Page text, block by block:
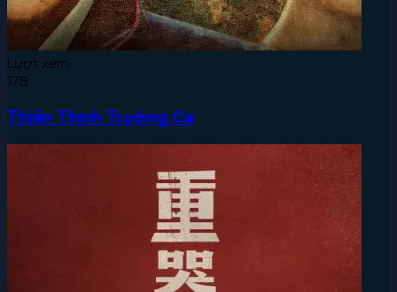
Lượt xem:
178
Thiên Thịnh Trường Ca